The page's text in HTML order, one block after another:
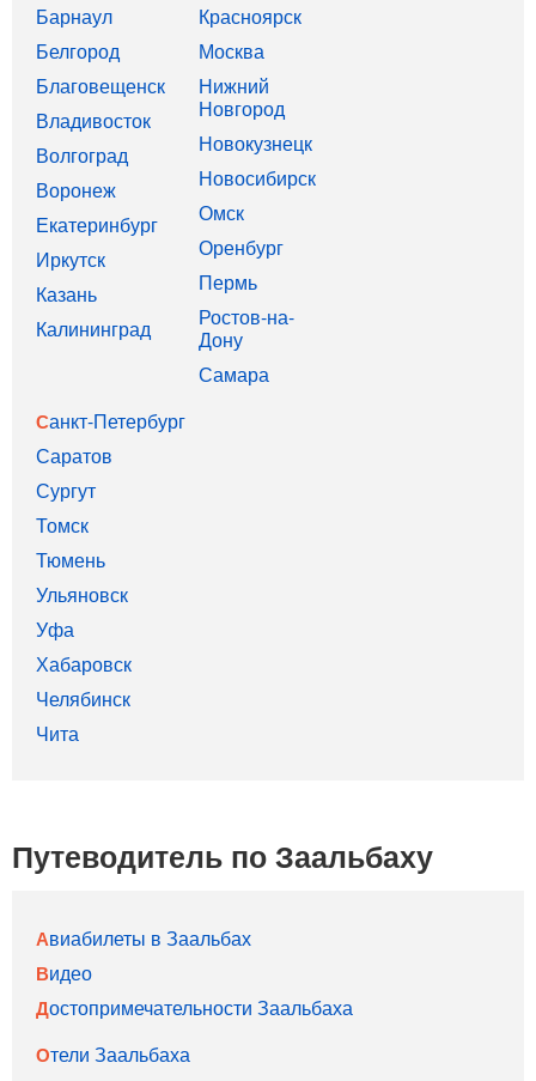
Барнаул
Белгород
Благовещенск
Владивосток
Волгоград
Воронеж
Екатеринбург
Иркутск
Казань
Калининград
Красноярск
Москва
Нижний
Новгород
Новокузнецк
Новосибирск
Омск
Оренбург
Пермь
Ростов-на-
Дону
Самара
Санкт-Петербург
Саратов
Сургут
Томск
Тюмень
Ульяновск
Уфа
Хабаровск
Челябинск
Чита
Путеводитель по Заальбаху
Авиабилеты в Заальбах
Видео
Достопримечательности Заальбаха
Отели Заальбаха